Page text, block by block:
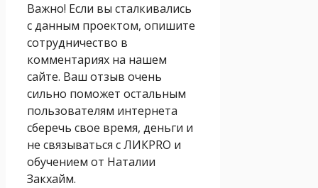
Важно! Если вы сталкивались
с данным проектом, опишите
сотрудничество в
комментариях на нашем
сайте. Ваш отзыв очень
сильно поможет остальным
пользователям интернета
сберечь свое время, деньги и
не связываться с ЛИКPRO и
обучением от Наталии
Закхайм.